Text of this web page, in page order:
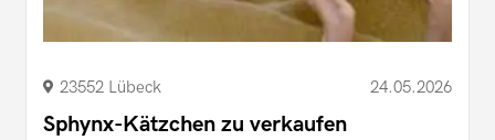
23552 Lübeck 24.05.2026
Sphynx-Kätzchen zu verkaufen